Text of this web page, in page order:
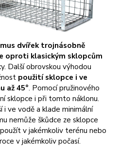
dvířek trojnásobně
oproti klasickým sklopcům
Další obrovskou výhodou
použití sklopce i ve
až 45°. Pomocí pružinového
sklopce i při tomto náklonu.
i ve vodě a klade minimální
nemůže škůdce ze sklopce
v jakémkoliv terénu nebo
v jakémkoliv počasí.